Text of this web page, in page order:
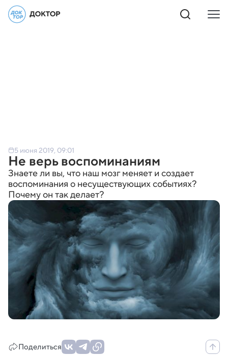
5 июня 2019, 09:01
Не верь воспоминаниям
Знаете ли вы, что наш мозг меняет и создает
воспоминания о несуществующих событиях?
Почему он так делает?
Поделиться